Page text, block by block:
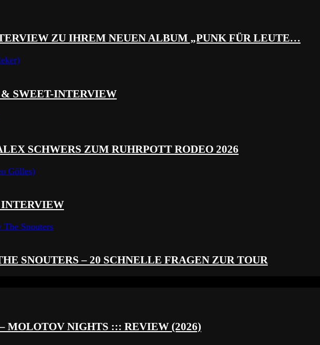
ZU IHREM NEUEN ALBUM „PUNK FÜR LEUTE…
SWEET-INTERVIEW
SCHWERS ZUM RUHRPOTT RODEO 2026
SNOUTERS – 20 SCHNELLE FRAGEN ZUR TOUR
MOLOTOV NIGHTS ::: REVIEW (2026)